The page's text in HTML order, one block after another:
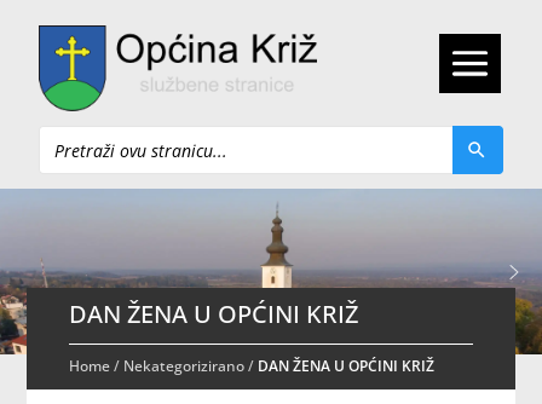
Pretraži
DAN ŽENA U OPĆINI KRIŽ
Home/ Nekategorizirano/ DAN ŽENA U OPĆINI KRIŽ